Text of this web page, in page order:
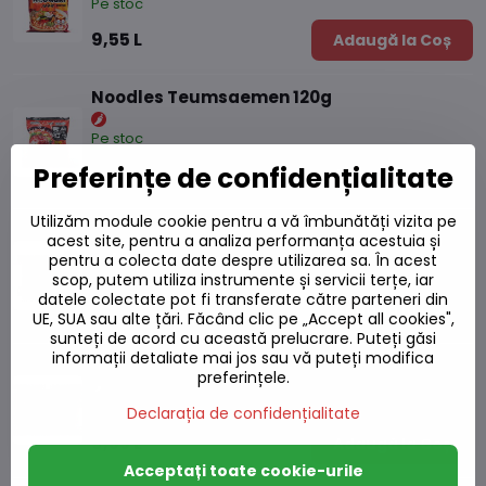
9,55 L Adaugă la Coș
Noodles Teumsaemen 120g
Pe stoc
7,80 L Adaugă la Coș
Tăiței SY cu pui picant 140g
Pe stoc
12 L Adaugă la Coș
Tăiței de pui Volcano Paldo 140 g
Pe stoc
9,55 L Adaugă la Coș
Preferințe de confidențialitate
Utilizăm module cookie pentru a vă îmbunătăți vizita pe
acest site, pentru a analiza performanța acestuia și
pentru a colecta date despre utilizarea sa. În acest
scop, putem utiliza instrumente și servicii terțe, iar
datele colectate pot fi transferate către parteneri din
UE, SUA sau alte țări. Făcând clic pe „Accept all cookies",
sunteți de acord cu această prelucrare. Puteți găsi
informații detaliate mai jos sau vă puteți modifica
preferințele.
Declarația de confidențialitate
Acceptați toate cookie-urile